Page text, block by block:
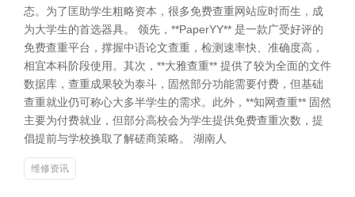
态。为了匡助学生粗略资本，很多免费查重网站应时而生，成
为大学生的首选器具。 领先，**PaperYY** 是一款广受好评的
免费查重平台，撑握中语论文查重，检测速率快、准确度高，
相宜本科阶段使用。其次，**大雅查重** 提供了较为全面的文件
数据库，查重成果较为泰斗，固然部分功能需要付费，但基础
查重就业仍可称心大多半学生的需求。此外，**知网查重** 固然
主要为付费就业，但部分高校会为学生提供免费查重次数，提
倡提前与学校换取了解磋商策略。 湖南人
维修资讯